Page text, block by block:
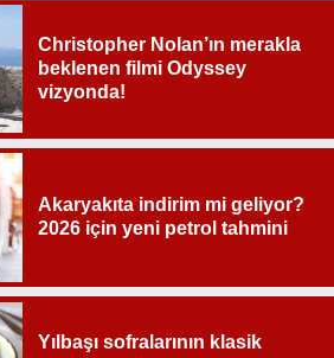
Christopher Nolan’ın merakla
beklenen filmi Odyssey
vizyonda!
Akaryakıta indirim mi geliyor?
2026 için yeni petrol tahmini
Yılbaşı sofralarının klasik